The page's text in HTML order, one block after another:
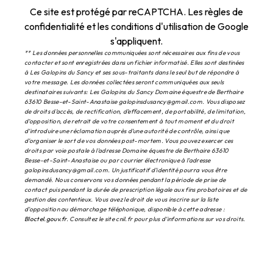
Ce site est protégé par reCAPTCHA. Lesrègles de
confidentialitéet lesconditions d'utilisationde Google
s'appliquent.
** Les données personnelles communiquées sont nécessaires aux fins de vous
contacter et sont enregistrées dans un fichier informatisé. Elles sont destinées
à Les Galopins du Sancy et ses sous-traitants dans le seul but de répondre à
votre message. Les données collectées seront communiquées aux seuls
destinataires suivants: Les Galopins du Sancy Domaine équestre de Berthaire
63610 Besse-et-Saint-Anastaise galopinsdusancy@gmail.com. Vous disposez
de droits d’accès, de rectification, d’effacement, de portabilité, de limitation,
d’opposition, de retrait de votre consentement à tout moment et du droit
d’introduire une réclamation auprès d’une autorité de contrôle, ainsi que
d’organiser le sort de vos données post-mortem. Vous pouvez exercer ces
droits par voie postale à l'adresse Domaine équestre de Berthaire 63610
Besse-et-Saint-Anastaise ou par courrier électronique à l'adresse
galopinsdusancy@gmail.com. Un justificatif d'identité pourra vous être
demandé. Nous conservons vos données pendant la période de prise de
contact puis pendant la durée de prescription légale aux fins probatoires et de
gestion des contentieux. Vous avez le droit de vous inscrire sur la liste
d'opposition au démarchage téléphonique, disponible à cette adresse :
Bloctel.gouv.fr. Consultez le site cnil.fr pour plus d’informations sur vos droits.